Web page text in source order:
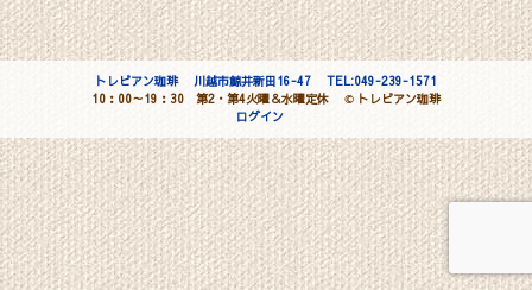
トレビアン珈琲 川越市鯨井新田16-47
TEL:049-239-1571
10：00～19：30 第2・第4火曜＆水曜定休
© トレビアン珈琲
ログイン